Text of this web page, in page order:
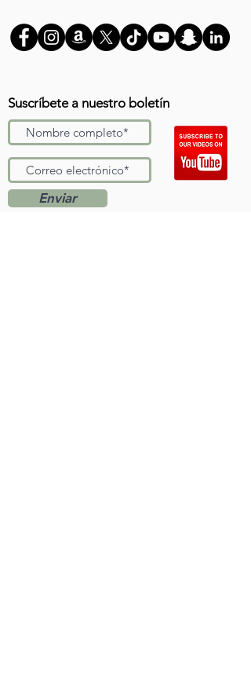
Suscríbete a nuestro boletín
Enviar